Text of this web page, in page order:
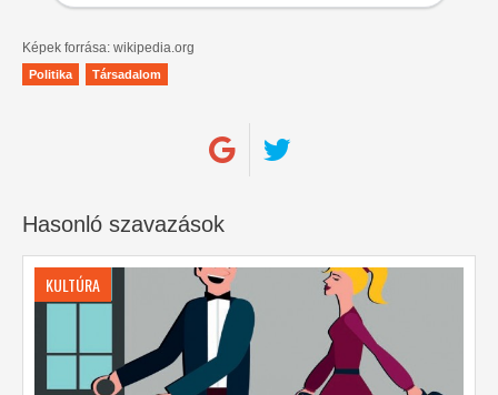
Képek forrása: wikipedia.org
Politika Társadalom
Hasonló szavazások
KULTÚRA